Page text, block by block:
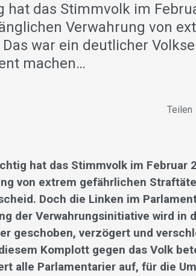
hat das Stimmvolk im
Verwahrung von
war ein deutlicher
machen…
Teilen
hat das Stimmvolk im Februar
von extrem gefährlichen
Doch die Linken im
der Verwahrungsinitiative wird in
geschoben, verzögert und
Komplott gegen das Volk
alle Parlamentarier auf, für die